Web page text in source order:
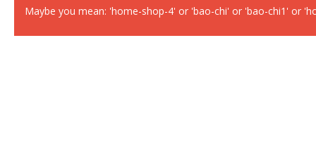
Maybe you mean: 'home-shop-4' or 'bao-chi' or 'bao-chi1' or